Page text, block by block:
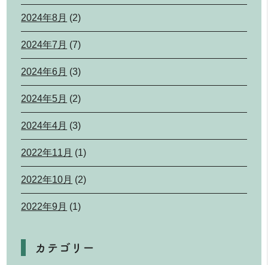
2024年8月 (2)
2024年7月 (7)
2024年6月 (3)
2024年5月 (2)
2024年4月 (3)
2022年11月 (1)
2022年10月 (2)
2022年9月 (1)
カテゴリー